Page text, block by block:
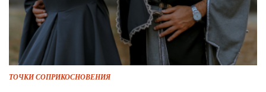
ТОЧКИ СОПРИКОСНОВЕНИЯ